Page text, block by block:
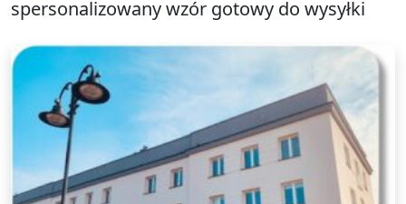
spersonalizowany wzór gotowy do wysyłki